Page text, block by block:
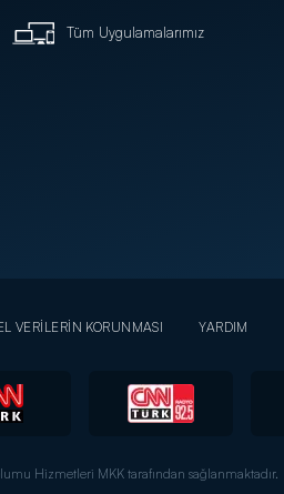
Tüm Uygulamalarımız
VERİLERİN KORUNMASI YARDIM
Hizmetleri MKK tarafından sağlanmaktadır.